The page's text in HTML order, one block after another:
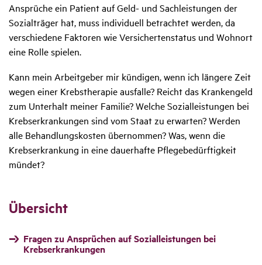
Ansprüche ein Patient auf Geld- und Sachleistungen der
Sozialträger hat, muss individuell betrachtet werden, da
verschiedene Faktoren wie Versichertenstatus und Wohnort
eine Rolle spielen.
Kann mein Arbeitgeber mir kündigen, wenn ich längere Zeit
wegen einer Krebstherapie ausfalle? Reicht das Krankengeld
zum Unterhalt meiner Familie? Welche Sozialleistungen bei
Krebserkrankungen sind vom Staat zu erwarten? Werden
alle Behandlungskosten übernommen? Was, wenn die
Krebserkrankung in eine dauerhafte Pflegebedürftigkeit
mündet?
Übersicht
Fragen zu Ansprüchen auf Sozialleistungen bei
Krebserkrankungen